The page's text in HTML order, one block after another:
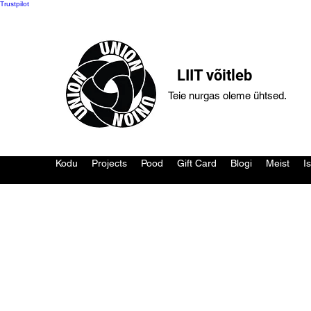
Trustpilot
LIIT võitleb
Teie nurgas oleme ühtsed.
Kodu Projects Pood Gift Card Blogi Meist